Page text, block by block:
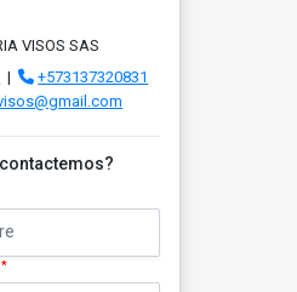
VISOS SAS
|
+573137320831
*